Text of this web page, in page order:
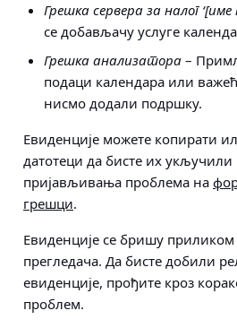
Грешка сервера за налог ‘[име
се добављачу услуге
Грешка анализатора–
подаци календара или
нисмо додали подршку.
Евиденције можете копирати
датотеци да бисте их
пријављивања проблема на
грешци.
Евиденције се бришу
прегледача. Да бисте добили
евиденције, прођите кроз
проблем.